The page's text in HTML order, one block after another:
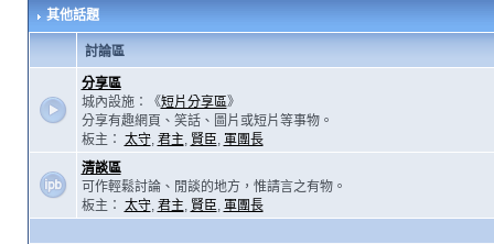
其他話題
討論區
分享區
城內設施：《短片分享區》
分享有趣網頁、笑話、圖片或短片等事物。
板主： 太守, 君主, 賢臣, 軍團長
清談區
可作輕鬆討論、閒談的地方，惟請言之有物。
板主： 太守, 君主, 賢臣, 軍團長